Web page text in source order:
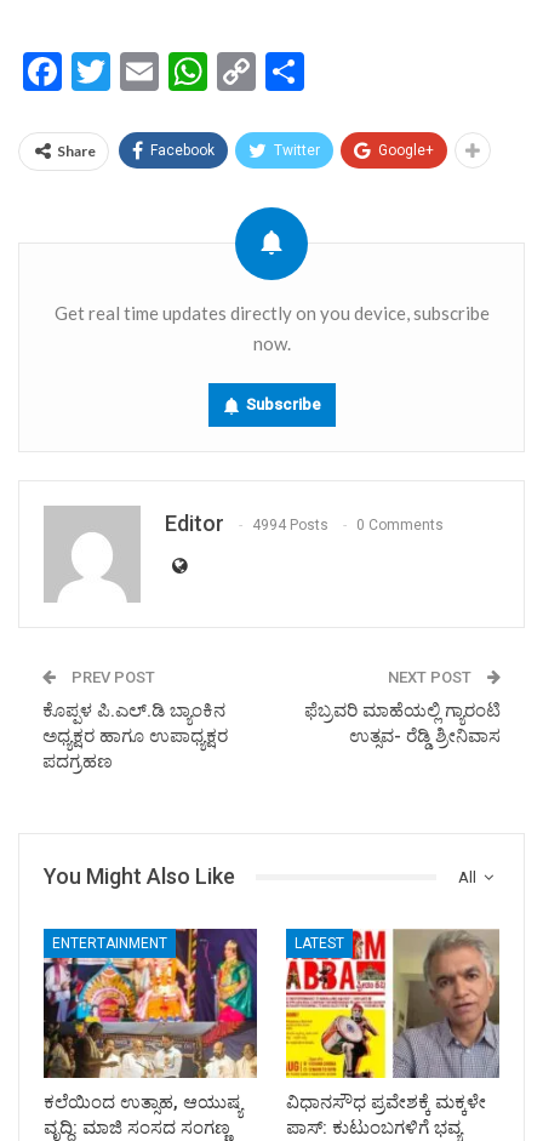
Facebook
Twitter
EmailWhatsApp
Copy
Share Facebook Twitter Google+
Get real time updates directly on you device, subscribe
now.
Subscribe
Editor 4994 Posts 0 Comments
PREV POST
ಕೊಪ್ಪಳ ಪಿ.ಎಲ್.ಡಿ ಬ್ಯಾಂಕಿನ
ಅಧ್ಯಕ್ಷರ ಹಾಗೂ ಉಪಾಧ್ಯಕ್ಷರ
ಪದಗ್ರಹಣ
NEXT POST
ಫೆಬ್ರವರಿ ಮಾಹೆಯಲ್ಲಿ ಗ್ಯಾರಂಟಿ
ಉತ್ಸವ- ರೆಡ್ಡಿ ಶ್ರೀನಿವಾಸ
All
You Might Also Like
ENTERTAINMENT
ಕಲೆಯಿಂದ ಉತ್ಸಾಹ, ಆಯುಷ್ಯ
ವೃದ್ಧಿ: ಮಾಜಿ ಸಂಸದ ಸಂಗಣ್ಣ
LATEST
ವಿಧಾನಸೌಧ ಪ್ರವೇಶಕ್ಕೆ ಮಕ್ಕಳೇ
ಪಾಸ್: ಕುಟುಂಬಗಳಿಗೆ ಭವ್ಯ